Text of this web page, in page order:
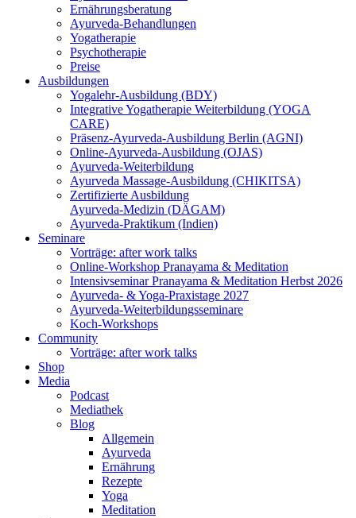
Ernährungsberatung
Ayurveda-Behandlungen
Yogatherapie
Psychotherapie
Preise
Ausbildungen
Yogalehr-Ausbildung (BDY)
Integrative Yogatherapie Weiterbildung (YOGA
CARE)
Präsenz-Ayurveda-Ausbildung Berlin (AGNI)
Online-Ayurveda-Ausbildung (OJAS)
Ayurveda-Weiterbildung
Ayurveda Massage-Ausbildung (CHIKITSA)
Zertifizierte Ausbildung
Ayurveda-Medizin (DÄGAM)
Ayurveda-Praktikum (Indien)
Seminare
Vorträge: after work talks
Online-Workshop Pranayama & Meditation
Intensivseminar Pranayama & Meditation Herbst 2026
Ayurveda- & Yoga-Praxistage 2027
Ayurveda-Weiterbildungsseminare
Koch-Workshops
Community
Vorträge: after work talks
Shop
Media
Podcast
Mediathek
Blog
Allgemein
Ayurveda
Ernährung
Rezepte
Yoga
Meditation